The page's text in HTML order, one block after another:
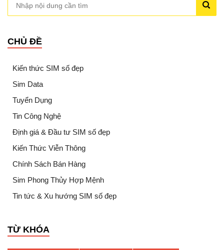
CHỦ ĐỀ
Kiến thức SIM số đẹp
Sim Data
Tuyển Dụng
Tin Công Nghệ
Định giá & Đầu tư SIM số đẹp
Kiến Thức Viễn Thông
Chính Sách Bán Hàng
Sim Phong Thủy Hợp Mệnh
Tin tức & Xu hướng SIM số đẹp
TỪ KHÓA